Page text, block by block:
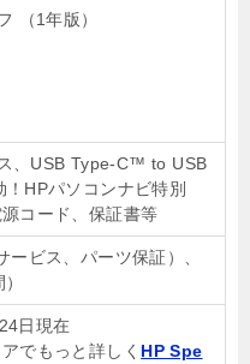
（1年版）
、USB Type-C™ to USB
HPパソコンナビ特別
コード、保証書等
ビス、パーツ保証）、
日現在
でもっと詳しく HP Spe